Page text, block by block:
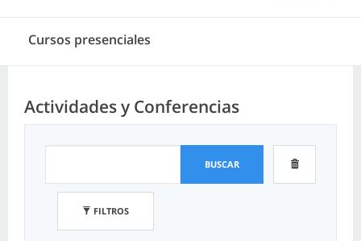
Cursos presenciales
Actividades y Conferencias
BUSCAR
FILTROS